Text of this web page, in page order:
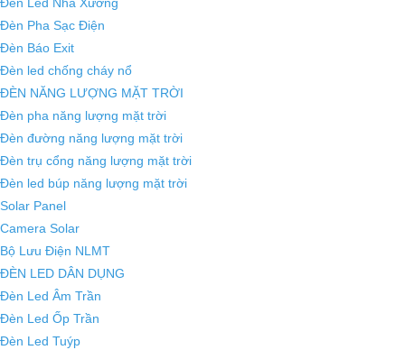
Đèn Pha Sạc Điện
Đèn Báo Exit
Đèn led chống cháy nổ
ĐÈN NĂNG LƯỢNG MẶT TRỜI
Đèn pha năng lượng mặt trời
Đèn đường năng lượng mặt trời
Đèn trụ cổng năng lượng mặt trời
Đèn led búp năng lượng mặt trời
Solar Panel
Camera Solar
Bộ Lưu Điện NLMT
ĐÈN LED DÂN DỤNG
Đèn Led Âm Trần
Đèn Led Ốp Trần
Đèn Led Tuýp